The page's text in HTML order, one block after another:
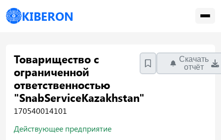
KIBERON
Товарищество с
ограниченной
ответственностью
"SnabServiceKazakhstan"
170540014101
Скачать
отчёт
Действующее предприятие